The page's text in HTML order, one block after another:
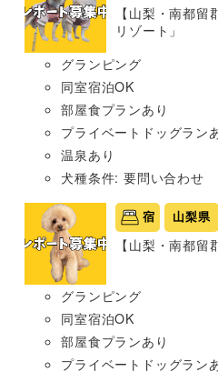
【山梨・南都留
リゾート」
グランピング
同室宿泊OK
部屋食プランあり
プライベートドッグラン
温泉あり
犬種条件: 要問い合わせ
宿 山梨県
【山梨・南都留
グランピング
同室宿泊OK
部屋食プランあり
プライベートドッグラン